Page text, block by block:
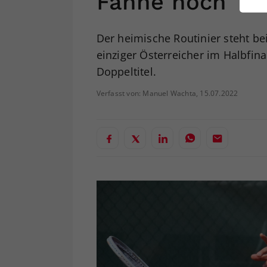
Der heimische Routinier steht
einziger Österreicher im
Doppeltitel.
Verfasst von: Manuel Wachta, 15.07.2022